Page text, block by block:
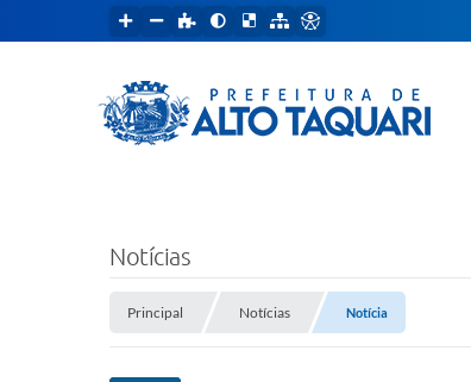
Notícias
Principal Notícias Notícia